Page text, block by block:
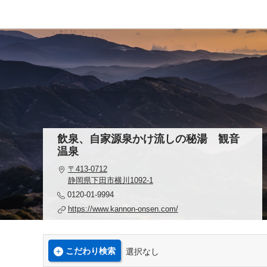
飲泉、自家源泉かけ流しの秘湯 観音
温泉
〒413-0712
静岡県下田市横川1092-1
0120-01-9994
https://www.kannon-onsen.com/
こだわり検索 選択なし